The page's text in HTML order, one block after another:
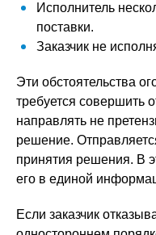
Исполнитель
поставки.
Заказчик не
Эти обстоятельства
требуется совершить
направлять не
решение.
принятия решения. В
его в единой
Если заказчик